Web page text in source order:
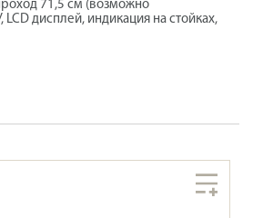
71,5 см (возможно
дисплей, индикация на стойках,